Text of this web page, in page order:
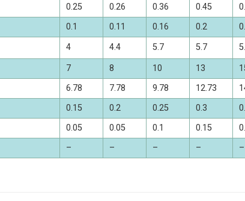
0.25 0.26 0.36 0.45
0.1 0.11 0.16 0.2
4 4.4 5.7 5.7
7 8 10 13
6.78 7.78 9.78 12.73
0.15 0.2 0.25 0.3
0.05 0.05 0.1 0.15
– – – – –